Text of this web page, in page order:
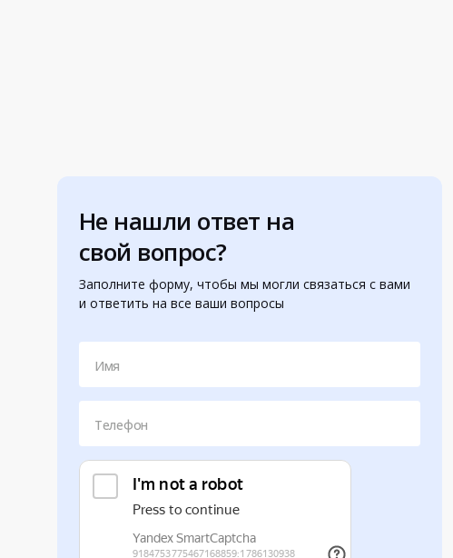
Не нашли ответ на
свой вопрос?
Заполните форму, чтобы мы могли связаться с вами
и ответить на все ваши вопросы
Имя
Телефон